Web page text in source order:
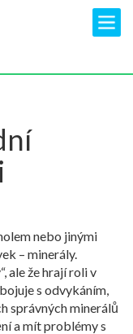
nebo jinými
– minerály.
ale že hrají roli v
s odvykáním,
správných minerálů
a mít problémy s